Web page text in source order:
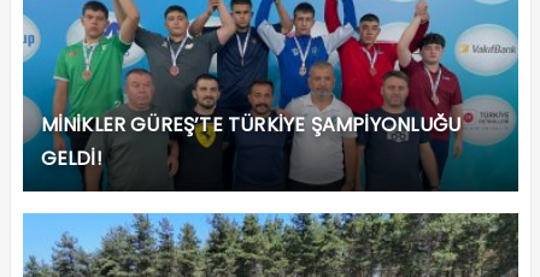
MİNİKLER GÜREŞ’TE TÜRKİYE ŞAMPİYONLUĞU
GELDİ!